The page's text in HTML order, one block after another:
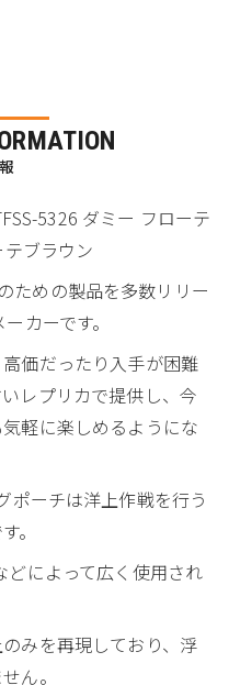
5326 ダミー フローテ
ブラウン
ための製品を多数リリー
カーです。
価だったり入手が困難
レプリカで提供し、今
軽に楽しめるようにな
ポーチは洋上作戦を行う
。
によって広く使用され
みを再現しており、浮
ん。